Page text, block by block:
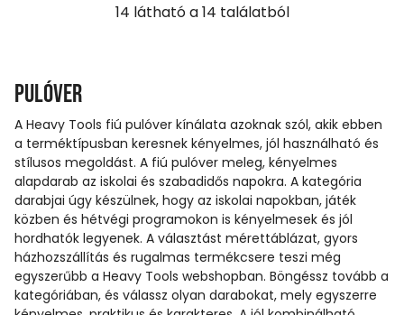
14 látható a14 találatból
Pulóver
A Heavy Tools fiú pulóver kínálata azoknak szól, akik ebben
a terméktípusban keresnek kényelmes, jól használható és
stílusos megoldást. A fiú pulóver meleg, kényelmes
alapdarab az iskolai és szabadidős napokra. A kategória
darabjai úgy készülnek, hogy az iskolai napokban, játék
közben és hétvégi programokon is kényelmesek és jól
hordhatók legyenek. A választást mérettáblázat, gyors
házhozszállítás és rugalmas termékcsere teszi még
egyszerűbb a Heavy Tools webshopban. Böngéssz tovább a
kategóriában, és válassz olyan darabokat, mely egyszerre